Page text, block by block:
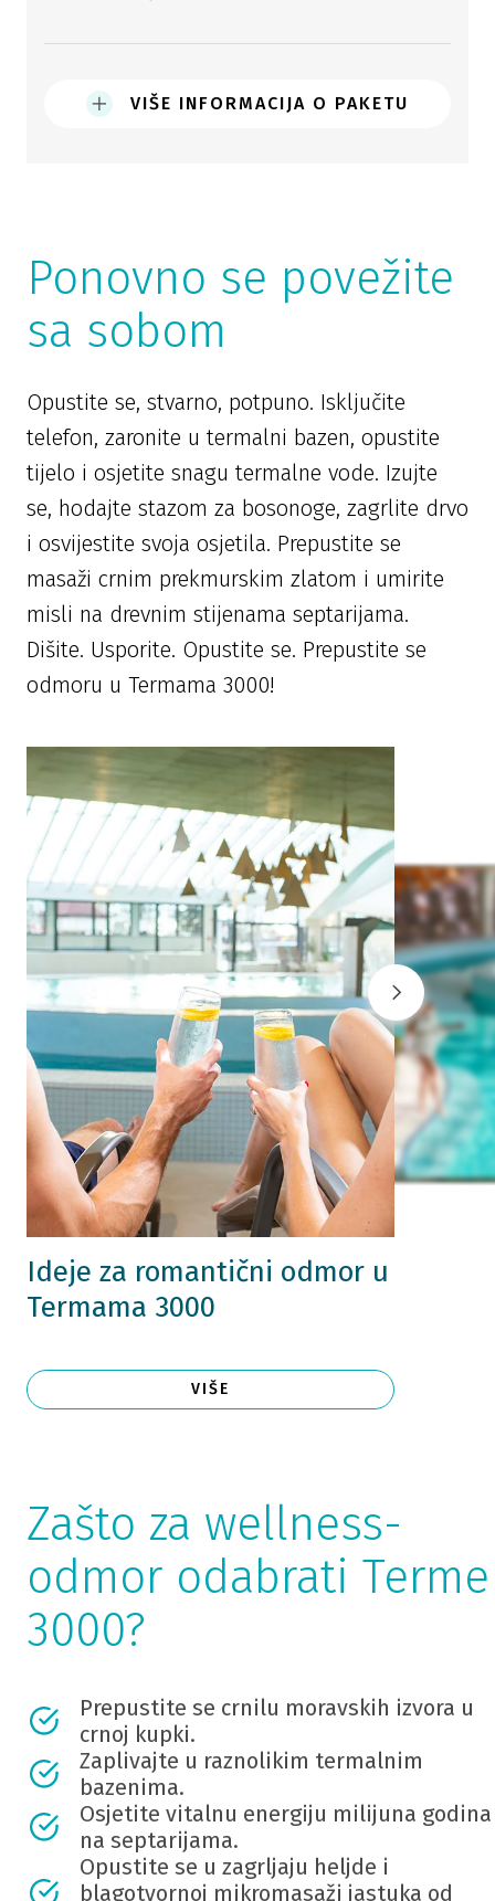
VIŠE INFORMACIJA O PAKETU
Ponovno se povežite
sa sobom
Opustite se, stvarno, potpuno. Isključite
telefon, zaronite u termalni bazen, opustite
tijelo i osjetite snagu termalne vode. Izujte
se, hodajte stazom za bosonoge, zagrlite drvo
i osvijestite svoja osjetila. Prepustite se
masaži crnim prekmurskim zlatom i umirite
misli na drevnim stijenama septarijama.
Dišite. Usporite. Opustite se. Prepustite se
odmoru u Termama 3000!
Ideje za romantični odmor u
Termama 3000
VIŠE
Zašto za wellness-
odmor odabrati Terme
3000?
Prepustite se crnilu moravskih izvora u
crnoj kupki.
Zaplivajte u raznolikim termalnim
bazenima.
Osjetite vitalnu energiju milijuna godina
na septarijama.
Opustite se u zagrljaju heljde i
blagotvornoj mikromasaži jastuka od